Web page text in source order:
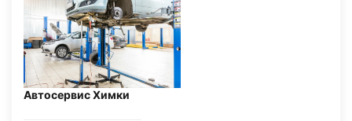
Автосервис Химки